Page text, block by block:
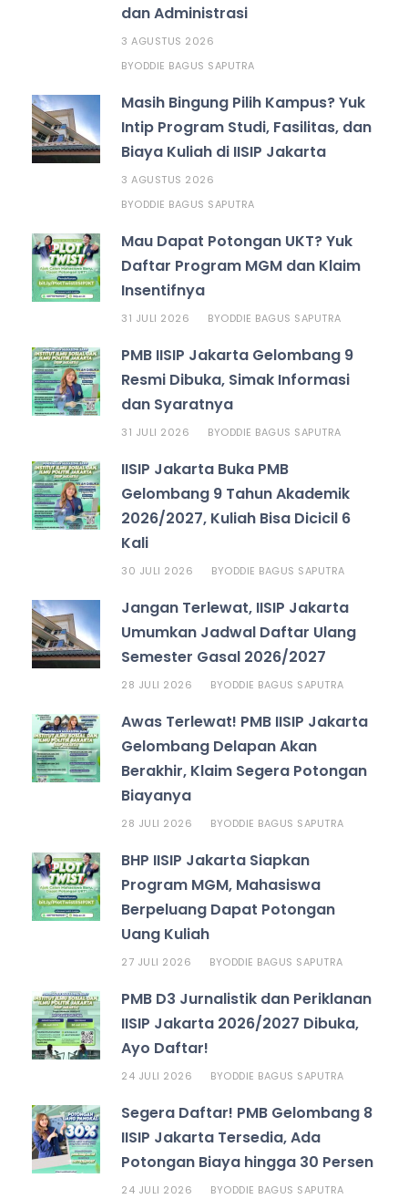
dan Administrasi
3 AGUSTUS 2026
BYODDIE BAGUS SAPUTRA
Masih Bingung Pilih Kampus? Yuk
Intip Program Studi, Fasilitas, dan
Biaya Kuliah di IISIP Jakarta
3 AGUSTUS 2026
BYODDIE BAGUS SAPUTRA
Mau Dapat Potongan UKT? Yuk
Daftar Program MGM dan Klaim
Insentifnya
31 JULI 2026 BYODDIE BAGUS SAPUTRA
PMB IISIP Jakarta Gelombang 9
Resmi Dibuka, Simak Informasi
dan Syaratnya
31 JULI 2026 BYODDIE BAGUS SAPUTRA
IISIP Jakarta Buka PMB
Gelombang 9 Tahun Akademik
2026/2027, Kuliah Bisa Dicicil 6
Kali
30 JULI 2026 BYODDIE BAGUS SAPUTRA
Jangan Terlewat, IISIP Jakarta
Umumkan Jadwal Daftar Ulang
Semester Gasal 2026/2027
28 JULI 2026 BYODDIE BAGUS SAPUTRA
Awas Terlewat! PMB IISIP Jakarta
Gelombang Delapan Akan
Berakhir, Klaim Segera Potongan
Biayanya
28 JULI 2026 BYODDIE BAGUS SAPUTRA
BHP IISIP Jakarta Siapkan
Program MGM, Mahasiswa
Berpeluang Dapat Potongan
Uang Kuliah
27 JULI 2026 BYODDIE BAGUS SAPUTRA
PMB D3 Jurnalistik dan Periklanan
IISIP Jakarta 2026/2027 Dibuka,
Ayo Daftar!
24 JULI 2026 BYODDIE BAGUS SAPUTRA
Segera Daftar! PMB Gelombang 8
IISIP Jakarta Tersedia, Ada
Potongan Biaya hingga 30 Persen
24 JULI 2026 BYODDIE BAGUS SAPUTRA